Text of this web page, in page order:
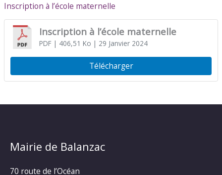
Inscription à l’école maternelle
Inscription à l’école maternelle
PDF| 406,51 Ko | 29 Janvier 2024
Télécharger
Mairie de Balanzac
70 route de l’Océan